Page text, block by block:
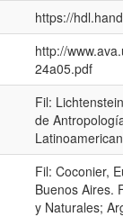
https://
http://
24a05.pdf
Fil:
de
Fil: Coconier,
Buenos Aires.
y Naturales;